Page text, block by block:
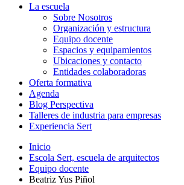
La escuela
Sobre Nosotros
Organización y estructura
Equipo docente
Espacios y equipamientos
Ubicaciones y contacto
Entidades colaboradoras
Oferta formativa
Agenda
Blog Perspectiva
Talleres de industria para empresas
Experiencia Sert
Inicio
Escola Sert, escuela de arquitectos
Equipo docente
Beatriz Yus Piñol